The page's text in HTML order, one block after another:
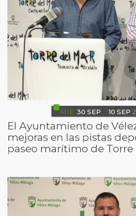
MIÉ 30 SEP 10 SEP
El Ayuntamiento de
mejoras en las pistas
paseo marítimo de Torre